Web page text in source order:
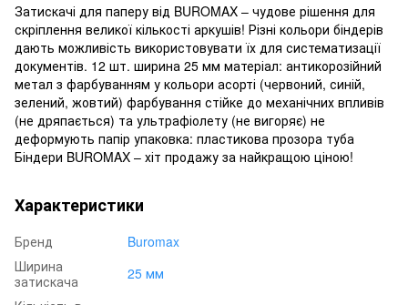
Затискачі для паперу від BUROMAX – чудове рішення для
скріплення великої кількості аркушів! Різні кольори біндерів
дають можливість використовувати їх для систематизації
документів. 12 шт. ширина 25 мм матеріал: антикорозійний
метал з фарбуванням у кольори асорті (червоний, синій,
зелений, жовтий) фарбування стійке до механічних впливів
(не дряпається) та ультрафіолету (не вигоряє) не
деформують папір упаковка: пластикова прозора туба
Біндери BUROMAX – хіт продажу за найкращою ціною!
Характеристики
Бренд
Buromax
Ширина
затискача
25 мм